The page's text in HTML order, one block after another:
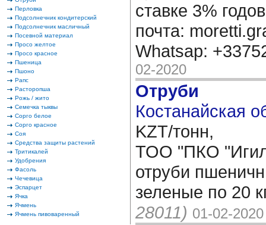
Перловка
Подсолнечник кондитерский
Подсолнечник масличный
Посевной материал
Просо желтое
Просо красное
Пшеница
Пшоно
Рапс
Расторопша
Рожь / жито
Семечка тыквы
Сорго белое
Сорго красное
Соя
Средства защиты растений
Тритикалей
Удобрения
Фасоль
Чечевица
Эспарцет
Ячка
Ячмень
Ячмень пивоваренный
ставке 3%
почта:
Whatsap:
02-2020
Отруби
Костанайская
KZT/тонн,
ТОО "ПКО
отруби
зеленые по 20
28011) 01-02-2020